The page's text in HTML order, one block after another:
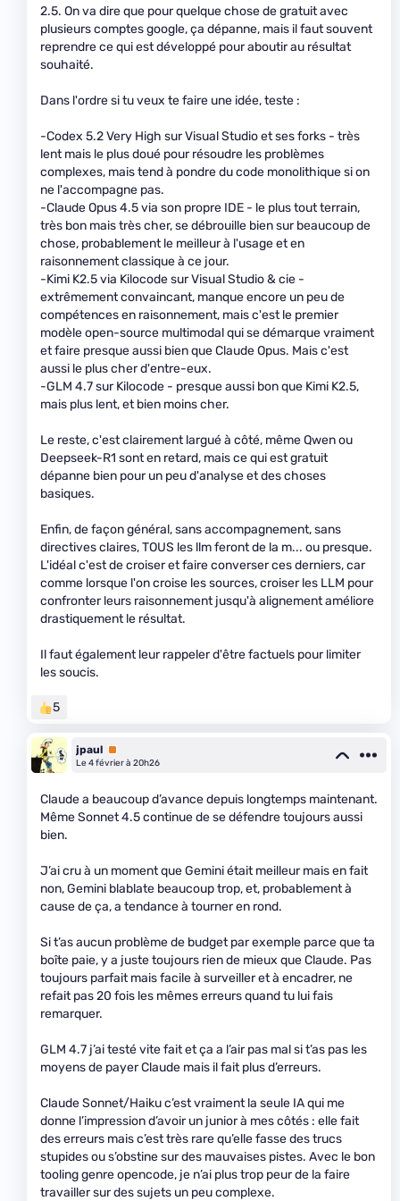
2.5. On va dire que pour quelque chose de gratuit avec
plusieurs comptes google, ça dépanne, mais il faut souvent
reprendre ce qui est développé pour aboutir au résultat
souhaité.
Dans l'ordre si tu veux te faire une idée, teste :
-Codex 5.2 Very High sur Visual Studio et ses forks - très
lent mais le plus doué pour résoudre les problèmes
complexes, mais tend à pondre du code monolithique si on
ne l'accompagne pas.
-Claude Opus 4.5 via son propre IDE - le plus tout terrain,
très bon mais très cher, se débrouille bien sur beaucoup de
chose, probablement le meilleur à l'usage et en
raisonnement classique à ce jour.
-Kimi K2.5 via Kilocode sur Visual Studio & cie -
extrêmement convaincant, manque encore un peu de
compétences en raisonnement, mais c'est le premier
modèle open-source multimodal qui se démarque vraiment
et faire presque aussi bien que Claude Opus. Mais c'est
aussi le plus cher d'entre-eux.
-GLM 4.7 sur Kilocode - presque aussi bon que Kimi K2.5,
mais plus lent, et bien moins cher.
Le reste, c'est clairement largué à côté, même Qwen ou
Deepseek-R1 sont en retard, mais ce qui est gratuit
dépanne bien pour un peu d'analyse et des choses
basiques.
Enfin, de façon général, sans accompagnement, sans
directives claires, TOUS les llm feront de la m... ou presque.
L'idéal c'est de croiser et faire converser ces derniers, car
comme lorsque l'on croise les sources, croiser les LLM pour
confronter leurs raisonnement jusqu'à alignement améliore
drastiquement le résultat.
Il faut également leur rappeler d'être factuels pour limiter
les soucis.
5
jpaul Premium
Le 4 février à 20h26
Claude a beaucoup d’avance depuis longtemps maintenant.
Même Sonnet 4.5 continue de se défendre toujours aussi
bien.
J’ai cru à un moment que Gemini était meilleur mais en fait
non, Gemini blablate beaucoup trop, et, probablement à
cause de ça, a tendance à tourner en rond.
Si t’as aucun problème de budget par exemple parce que ta
boîte paie, y a juste toujours rien de mieux que Claude. Pas
toujours parfait mais facile à surveiller et à encadrer, ne
refait pas 20 fois les mêmes erreurs quand tu lui fais
remarquer.
GLM 4.7 j’ai testé vite fait et ça a l’air pas mal si t’as pas les
moyens de payer Claude mais il fait plus d’erreurs.
Claude Sonnet/Haiku c’est vraiment la seule IA qui me
donne l’impression d’avoir un junior à mes côtés : elle fait
des erreurs mais c’est très rare qu’elle fasse des trucs
stupides ou s’obstine sur des mauvaises pistes. Avec le bon
tooling genre opencode, je n’ai plus trop peur de la faire
travailler sur des sujets un peu complexe.